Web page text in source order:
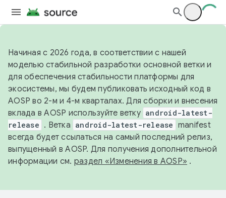
Начиная с 2026 года, в соответствии с нашей
моделью стабильной разработки основной ветки и
для обеспечения стабильности платформы для
экосистемы, мы будем публиковать исходный код в
AOSP во 2-м и 4-м кварталах. Для сборки и внесения
вклада в AOSP используйте ветку android-latest-
release . Ветка android-latest-release manifest
всегда будет ссылаться на самый последний релиз,
выпущенный в AOSP. Для получения дополнительной
информации см. раздел «Изменения в AOSP» .